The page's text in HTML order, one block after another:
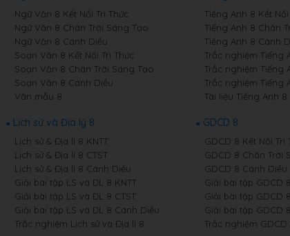
Ngữ Văn 8 Kết Nối Tri Thức
Ngữ Văn 8 Chân Trời Sáng Tạo
Ngữ Văn 8 Cánh Diều
Soạn Văn 8 Kết Nối Tri Thức
Soạn Văn 8 Chân Trời Sáng Tạo
Soạn Văn 8 Cánh Diều
Văn mẫu 8
Tiếng Anh 8 Kết Nối
Tiếng Anh 8 Chân
Tiếng Anh 8 Cánh
Trắc nghiệm Tiếng
Trắc nghiệm Tiếng
Trắc nghiệm Tiếng
Tài liệu Tiếng Anh 8
Lịch sử và Địa lý 8
Lịch sử & Địa lí 8 KNTT
Lịch sử & Địa lí 8 CTST
Lịch sử & Địa lí 8 Cánh Diều
Giải bài tập LS và ĐL 8 KNTT
Giải bài tập LS và ĐL 8 CTST
Giải bài tập LS và ĐL 8 Cánh Diều
Trắc nghiệm Lịch sử và Địa lí 8
GDCD 8
GDCD 8 Kết Nối Tri
GDCD 8 Chân Trời
GDCD 8 Cánh Diều
Giải bài tập GDCD
Giải bài tập GDCD
Giải bài tập GDCD
Trắc nghiệm GDCD